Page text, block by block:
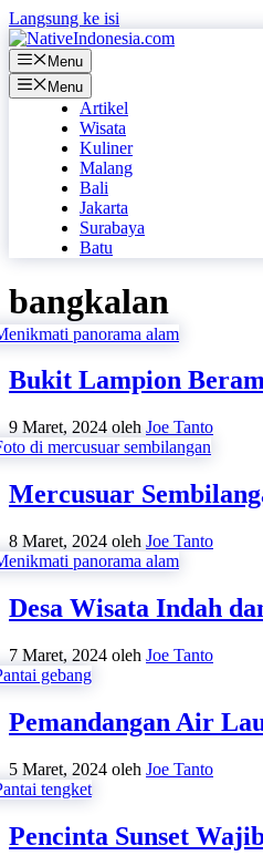
Langsung ke isi
Menu
Menu
Artikel
Wisata
Kuliner
Malang
Bali
Jakarta
Surabaya
Batu
bangkalan
Bukit Lampion
9 Maret, 2024 oleh Joe Tanto
Mercusuar
8 Maret, 2024 oleh Joe Tanto
Desa Wisata Indah
7 Maret, 2024 oleh Joe Tanto
Pemandangan Air
5 Maret, 2024 oleh Joe Tanto
Pencinta Sunset